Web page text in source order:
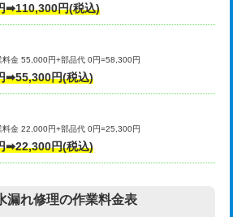
上）
さ10㎝まで）
さ10㎝超え）
㎝まで）
㎝超え）
16,500円
付・デッキ
壁付・デッキ
16,500円+材料費
排水トラップ
品） 11,000円+材料費
➡110,300円(税込)
金 55,000円+部品代 0円=58,300円
➡55,300円(税込)
金 22,000円+部品代 0円=25,300円
➡22,300円(税込)
漏れ修理の作業料金表